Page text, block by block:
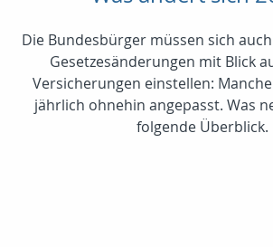
Die Bundesbürger müssen sich
Gesetzesänderungen mit Blick
Versicherungen einstellen:
jährlich ohnehin angepasst. Was
folgende Überblick.